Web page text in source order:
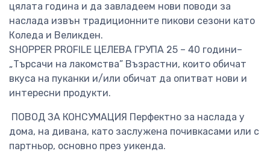
цялата година и да завладеем нови поводи за
наслада извън традиционните пикови сезони като
Коледа и Великден.
SHOPPER PROFILE ЦЕЛЕВА ГРУПА 25 – 40 години–
„Търсачи на лакомства” Възрастни, които обичат
вкуса на пуканки и/или обичат да опитват нови и
интересни продукти.
ПОВОД ЗА КОНСУМАЦИЯ Перфектно за наслада у
дома, на дивана, като заслужена почивкасами или с
партньор, основно през уикенда.